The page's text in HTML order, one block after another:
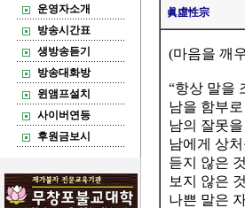
운영자소개
방송시간표
생방송듣기
방송대화방
윈앰프설치
사이버연등
후원금보시
眞虛性宗
(마음을 깨
“항상 말을
남을 함부
남의 잘못
남에게 상
듣지 않은
보지 않은
나쁜 말은